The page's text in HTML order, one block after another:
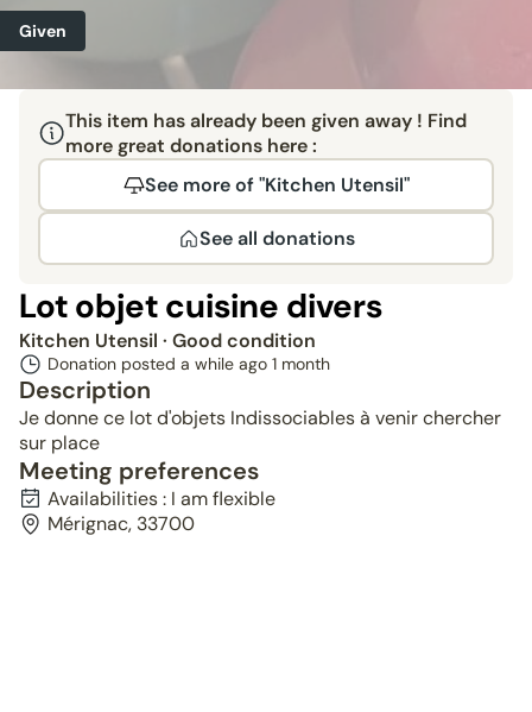
Given
This item has already been given away ! Find
more great donations here :
See more of "Kitchen Utensil"
See all donations
Lot objet cuisine divers
Kitchen Utensil · Good condition
Donation posted a while ago 1 month
Description
Je donne ce lot d'objets Indissociables à venir chercher
sur place
Meeting preferences
Availabilities : I am flexible
Mérignac, 33700